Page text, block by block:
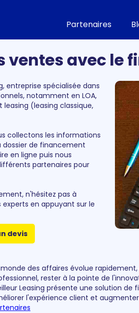
Partenaires
ventes avec le
entreprise spécialisée dans
notamment en LOA,
(leasing classique,
collectons les informations
dossier de financement
en ligne puis nous
partenaires pour
n'hésitez pas à
en appuyant sur le
devis
monde des affaires évolue
rester à la pointe de
Leasing présente une solution
l'expérience client et